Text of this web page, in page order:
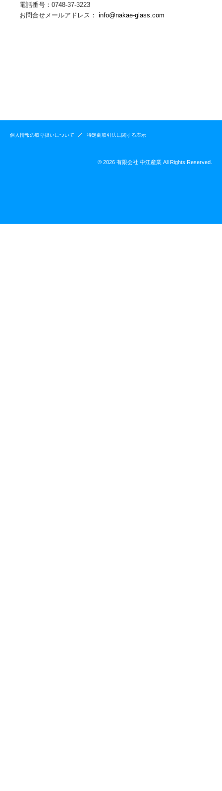
電話番号：0748-37-3223
お問合せメールアドレス： info@nakae-glass.com
個人情報の取り扱いについて 特定商取引法に関する表示
© 2026 有限会社 中江産業 All Rights Reserved.